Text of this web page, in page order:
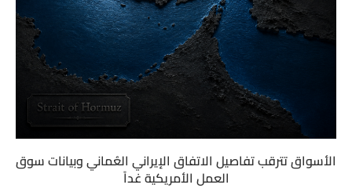
الأسواق تترقب تفاصيل الاتفاق الإيراني العُماني وبيانات سوق
العمل الأمريكية غداً